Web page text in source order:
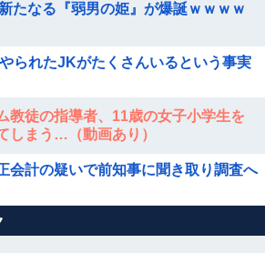
たなる『弱男の姫』が爆誕ｗｗｗｗ
られたJKがたくさんいるという事実
教徒の指導者、11歳の女子小学生を
しまう…（動画あり）
会計の疑いで前知事に聞き取り調査へ
互RSS